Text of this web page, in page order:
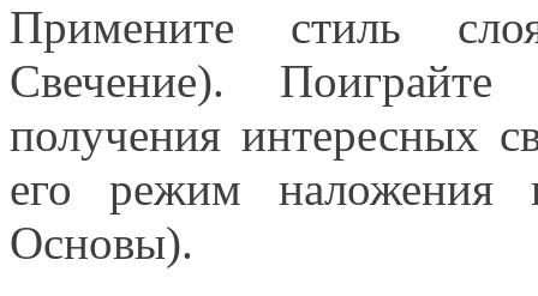
Примените стиль
Свечение).
получения интересных
его режим наложения
Основы).